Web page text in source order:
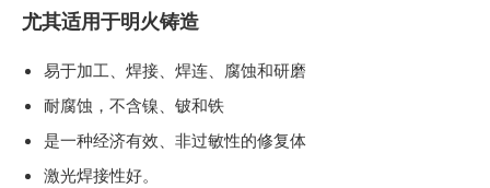
尤其适用于明火铸造
易于加工、焊接、焊连、腐蚀和研磨
耐腐蚀，不含镍、铍和铁
是一种经济有效、非过敏性的修复体
激光焊接性好。